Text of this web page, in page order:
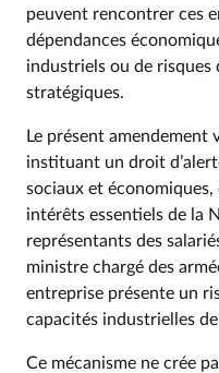
peuvent rencontrer ces
dépendances
industriels ou de risques
stratégiques.
Le présent amendement
instituant un droit
sociaux et
intérêts essentiels de la
représentants des
ministre chargé des
entreprise présente un
capacités industrielles
Ce mécanisme ne crée